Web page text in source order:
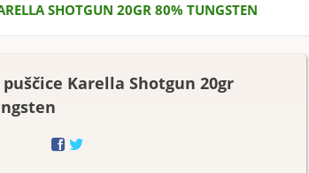
SHOTGUN 20GR 80% TUNGSTEN
Karella Shotgun 20gr